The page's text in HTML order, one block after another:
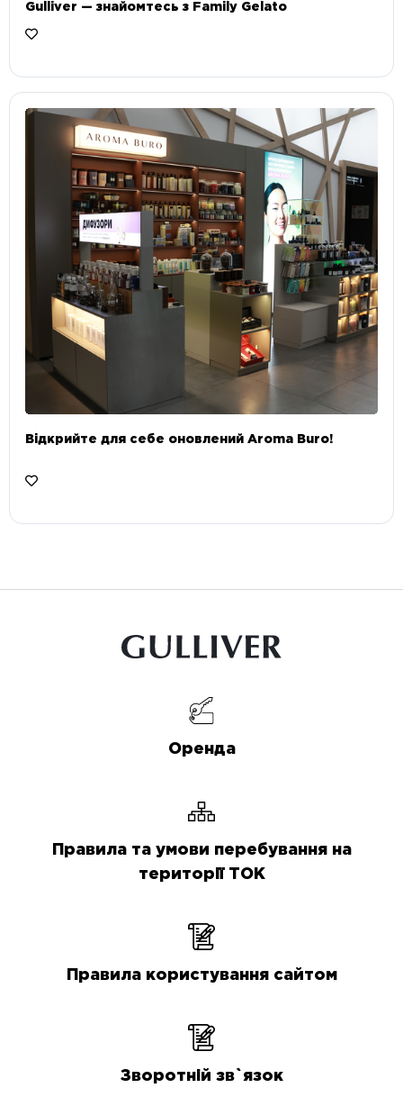
Gulliver — знайомтесь з Family Gelato
Відкрийте для себе оновлений Aroma Buro! ⠀
Оренда
Правила та умови перебування на
території ТОК
Правила користування сайтом
Зворотній зв`язок